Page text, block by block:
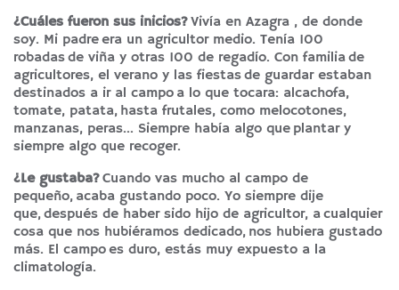
¿Cuáles fueron sus inicios?Vivía en Azagra , de donde
soy. Mi padre era un agricultor medio. Tenía 100
robadas de viña y otras 100 de regadío. Con familia de
agricultores, el verano y las fiestas de guardar estaban
destinados a ir al campo a lo que tocara: alcachofa,
tomate, patata, hasta frutales, como melocotones,
manzanas, peras… Siempre había algo que plantar y
siempre algo que recoger.
¿Le gustaba?Cuando vas mucho al campo de
pequeño, acaba gustando poco. Yo siempre dije
que, después de haber sido hijo de agricultor, a cualquier
cosa que nos hubiéramos dedicado, nos hubiera gustado
más. El campo es duro, estás muy expuesto a la
climatología.